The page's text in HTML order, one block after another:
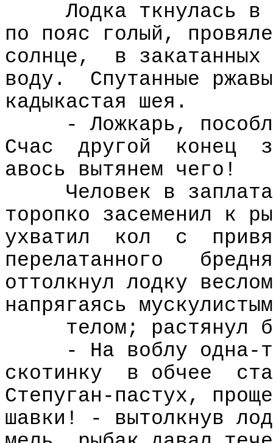
Лодка ткнулась в
по пояс голый,
солнце,
в закатанных
воду.
Спутанные
кадыкастая шея.
- Ложкарь,
Счас
другой конец
авось вытянем чего!
Человек в
торопко засеменил к
ухватил
кол с
перелатанного
оттолкнул лодку
напрягаясь мускулистым
телом; растянул
- На воблу одна-
скотинку
в обчее
Степуган-пастух,
шавки! - вытолкнув